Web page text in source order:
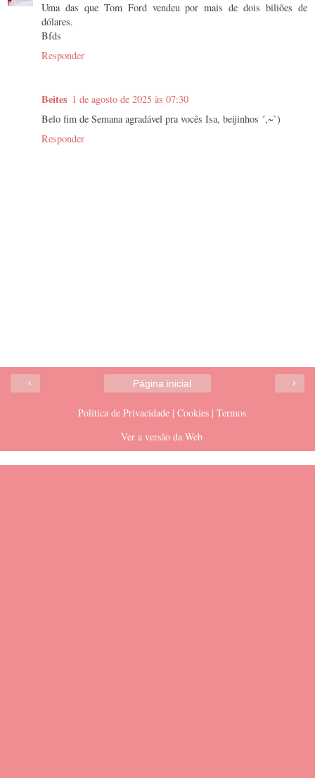
Uma das que Tom Ford vendeu por mais de dois biliões de
dólares.
Bfds
Responder
Beites 1 de agosto de 2025 às 07:30
Belo fim de Semana agradável pra vocês Isa, beijinhos ´,~`)
Responder
‹ ›
Página inicial
Política de Privacidade | Cookies | Termos
Ver a versão da Web